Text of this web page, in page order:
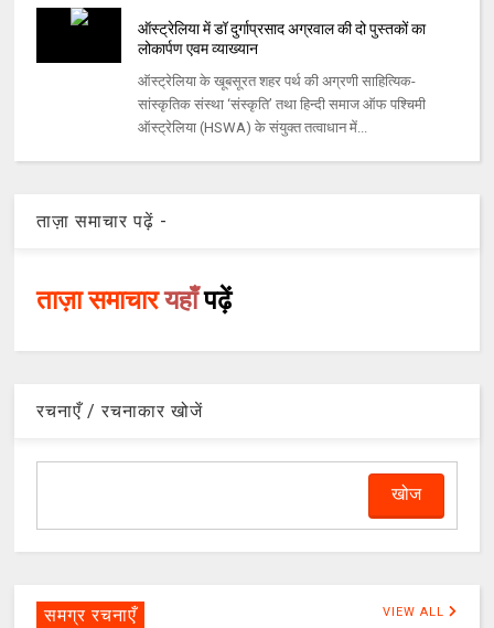
ऑस्ट्रेलिया में डॉ दुर्गाप्रसाद अग्रवाल की दो पुस्तकों का
लोकार्पण एवम व्याख्यान
ऑस्ट्रेलिया के खूबसूरत शहर पर्थ की अग्रणी साहित्यिक-
सांस्कृतिक संस्था ‘संस्कृति’ तथा हिन्दी समाज ऑफ पश्चिमी
ऑस्ट्रेलिया (HSWA) के संयुक्त तत्वाधान में...
ताज़ा समाचार पढ़ें -
ताज़ा समाचारयहाँपढ़ें
रचनाएँ / रचनाकार खोजें
समग्र रचनाएँ VIEW ALL